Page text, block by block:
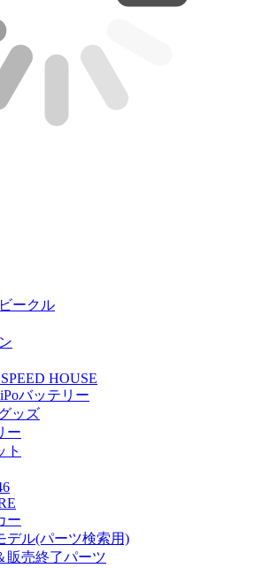
ークル
HOUSE
バッテリー
ッズ
ー
ト
ー
デル(パーツ検索用)
販売終了パーツ